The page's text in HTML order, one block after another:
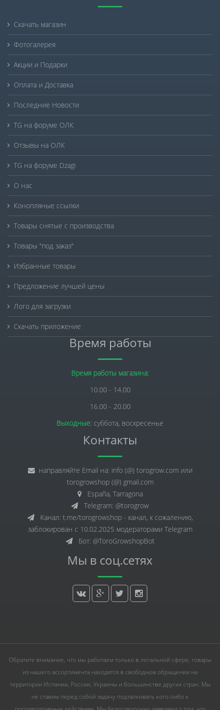
Скачать магазин
Фотогалерея
Акции и Подарки
Оплата и Доставка
Последние Новости
TG на форуме ОЛК
Отзывы на ОЛК
TG на форуме Dzagi
О нас
Конопляные ссылки
Товары снятые с производства
Товары "под заказ"
Избранные товары
Предложение лучшей цены
Лого для загрузки
Скачать приложение
Время работы
Время работы магазина:
10.00 - 14.00
16.00 - 20.00
Выходные: суббота, воскресенье
Контакты
направляйте Email на: info (@) torogrow.com или
torogrowshop (@) gmail.com
España, Tarragona
Telegram: @torogrow
Канал: t.me/torogrowshop - канал, к сожалению,
заблокирован с 10.02.2025 модераторами Telegram
Бот: @ToroGrowshopBot
Мы в соц.сетях
Обратите внимание, что мы работаем только в легальной сфере, товары
из нашего ассортимента находятся в свободном обращении на
территории Испании, России, Украины и большинстве других стран. Мы
не ставим перед собой задачу подталкивать кого-либо к